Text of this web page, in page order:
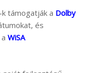
támogatják a Dolby
és
WiSA